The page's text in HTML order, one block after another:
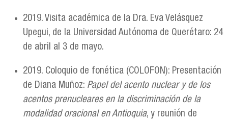
2019. Visita académica de la Dra. Eva Velásquez
Upegui, de la Universidad Autónoma de Querétaro: 24
de abril al 3 de mayo.
2019. Coloquio de fonética (COLOFON): Presentación
de Diana Muñoz: Papel del acento nuclear y de los
acentos prenucleares en la discriminación de la
modalidad oracional en Antioquia, y reunión de